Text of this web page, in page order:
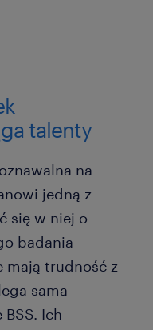
talenty
na
jedną z
się w niej o
badania
mają trudność z
sama
Ich